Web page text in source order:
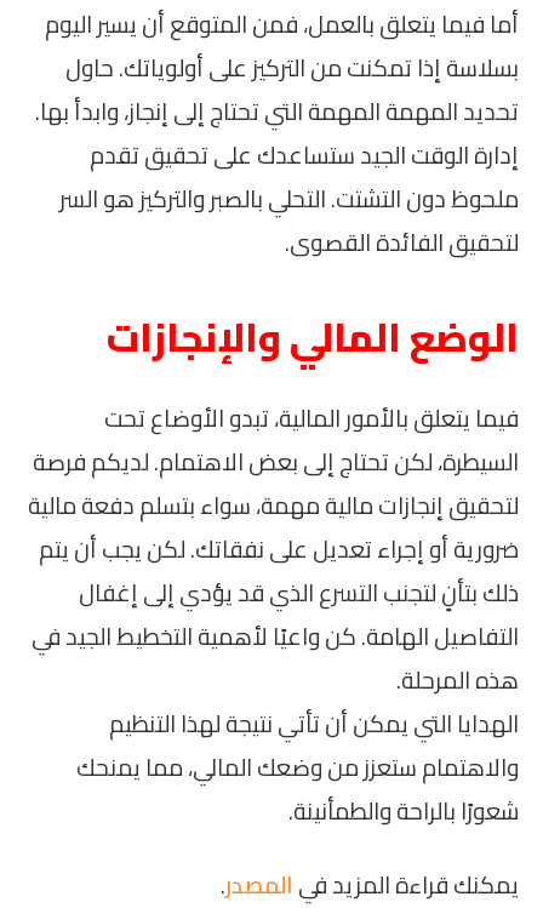
أما فيما يتعلق بالعمل، فمن المتوقع أن يسير اليوم
بسلاسة إذا تمكنت من التركيز على أولوياتك. حاول
تحديد المهمة المهمة التي تحتاج إلى إنجاز، وابدأ بها.
إدارة الوقت الجيد ستساعدك على تحقيق تقدم
ملحوظ دون التشتت. التحلي بالصبر والتركيز هو السر
لتحقيق الفائدة القصوى.
الوضع المالي والإنجازات
فيما يتعلق بالأمور المالية، تبدو الأوضاع تحت
السيطرة، لكن تحتاج إلى بعض الاهتمام. لديكم فرصة
لتحقيق إنجازات مالية مهمة، سواء بتسلم دفعة مالية
ضرورية أو إجراء تعديل على نفقاتك. لكن يجب أن يتم
ذلك بتأنٍ لتجنب التسرع الذي قد يؤدي إلى إغفال
التفاصيل الهامة. كن واعيًا لأهمية التخطيط الجيد في
هذه المرحلة.
الهدايا التي يمكن أن تأتي نتيجة لهذا التنظيم
والاهتمام ستعزز من وضعك المالي، مما يمنحك
شعورًا بالراحة والطمأنينة.
يمكنك قراءة المزيد فيالمصدر.